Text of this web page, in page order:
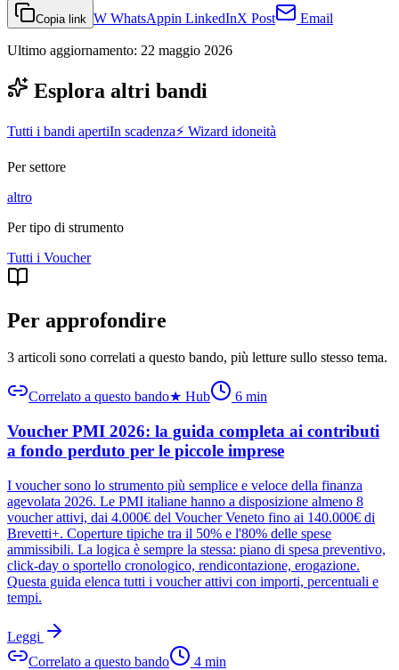
Copia link W WhatsAppin LinkedInX Post Email
Ultimo aggiornamento: 22 maggio 2026
Esplora altri bandi
Tutti i bandi apertiIn scadenza⚡ Wizard idoneità
Per settore
altro
Per tipo di strumento
Tutti i Voucher
Per approfondire
3 articoli sono correlati a questo bando, più letture sullo stesso tema.
Correlato a questo bando★ Hub 6 min
Voucher PMI 2026: la guida completa ai contributi
a fondo perduto per le piccole imprese
I voucher sono lo strumento più semplice e veloce della finanza
agevolata 2026. Le PMI italiane hanno a disposizione almeno 8
voucher attivi, dai 4.000€ del Voucher Veneto fino ai 140.000€ di
Brevetti+. Coperture tipiche tra il 50% e l'80% delle spese
ammissibili. La logica è sempre la stessa: piano di spesa preventivo,
click-day o sportello cronologico, rendicontazione, erogazione.
Questa guida elenca tutti i voucher attivi con importi, percentuali e
tempi.
Leggi
Correlato a questo bando
4 min